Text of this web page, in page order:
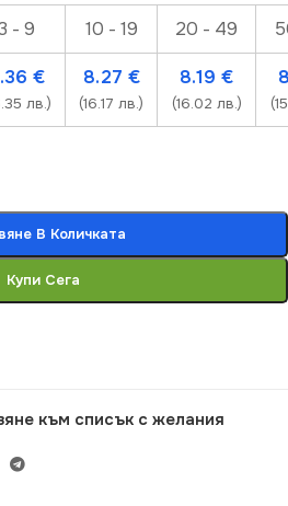
- 9 10 - 19 20 - 49
€
лв.)
8.27 €
(16.17 лв.)
8.19 €
(16.02 лв.)
В Количката
Купи Сега
към списък с желания